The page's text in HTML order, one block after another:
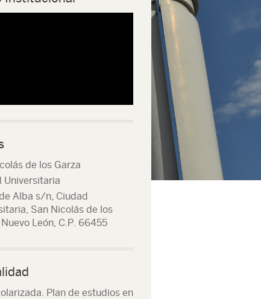
de los Garza
Universitaria
Alba s/n, Ciudad
San Nicolás de los
León, C.P. 66455
Plan de estudios en